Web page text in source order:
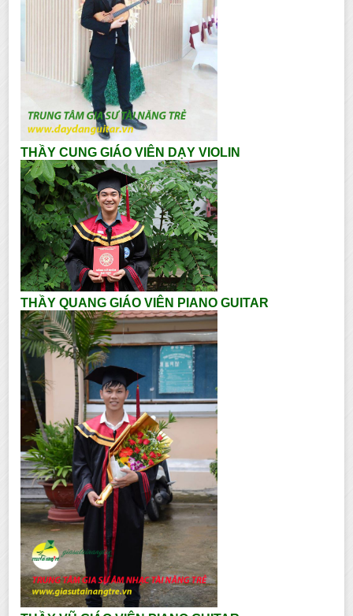
THẦY CUNG GIÁO VIÊN DẠY VIOLIN
THẦY QUANG GIÁO VIÊN PIANO GUITAR